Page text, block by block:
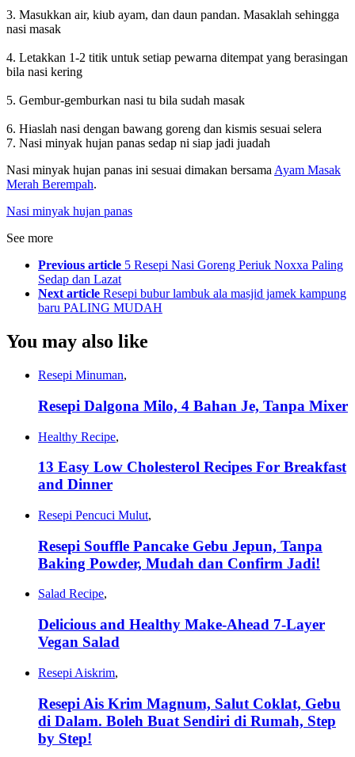
3. Masukkan air, kiub ayam, dan daun pandan. Masaklah sehingga
nasi masak
4. Letakkan 1-2 titik untuk setiap pewarna ditempat yang berasingan
bila nasi kering
5. Gembur-gemburkan nasi tu bila sudah masak
6. Hiaslah nasi dengan bawang goreng dan kismis sesuai selera
7. Nasi minyak hujan panas sedap ni siap jadi juadah
Nasi minyak hujan panas ini sesuai dimakan bersama Ayam Masak
Merah Berempah.
Nasi minyak hujan panas
See more
Previous article 5 Resepi Nasi Goreng Periuk Noxxa Paling
Sedap dan Lazat
Next article Resepi bubur lambuk ala masjid jamek kampung
baru PALING MUDAH
You may also like
Resepi Minuman,
Resepi Dalgona Milo, 4 Bahan Je, Tanpa Mixer
Healthy Recipe,
13 Easy Low Cholesterol Recipes For Breakfast
and Dinner
Resepi Pencuci Mulut,
Resepi Souffle Pancake Gebu Jepun, Tanpa
Baking Powder, Mudah dan Confirm Jadi!
Salad Recipe,
Delicious and Healthy Make-Ahead 7-Layer
Vegan Salad
Resepi Aiskrim,
Resepi Ais Krim Magnum, Salut Coklat, Gebu
di Dalam. Boleh Buat Sendiri di Rumah, Step
by Step!